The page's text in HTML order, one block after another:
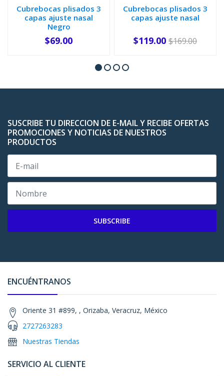
Cubrebocas plisados 3
capas ajuste nasal
Negro
+
$69.00
Cubrebocas plisados 3
capas ajuste nasal
+
$119.00 $169.00
SUSCRIBE TU DIRECCION DE E-MAIL Y RECIBE OFERTAS
PROMOCIONES Y NOTICIAS DE NUESTROS
PRODUCTOS
SUBSCRIBE
ENCUÉNTRANOS
Oriente 31 #899, , Orizaba, Veracruz, México
2727263283
Nuestras Tiendas
SERVICIO AL CLIENTE